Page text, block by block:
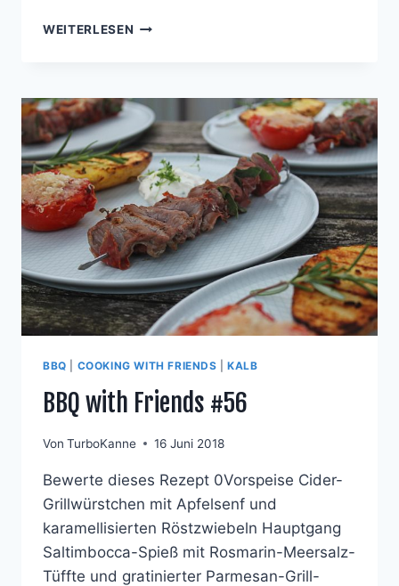
WEITERLESEN WEISSE T
AKOBSMUSCHEL U
ND B
ASILIKUMSCHAUM
BBQ COOKING WITH FRIENDS |KALB
BBQ with Friends #56
Von TurboKanne 16 Juni 2018
Bewerte dieses Rezept 0Vorspeise Cider-
Grillwürstchen mit Apfelsenf und
karamellisierten Röstzwiebeln Hauptgang
Saltimbocca-Spieß mit Rosmarin-Meersalz-
Tüffte und gratinierter Parmesan-Grill-